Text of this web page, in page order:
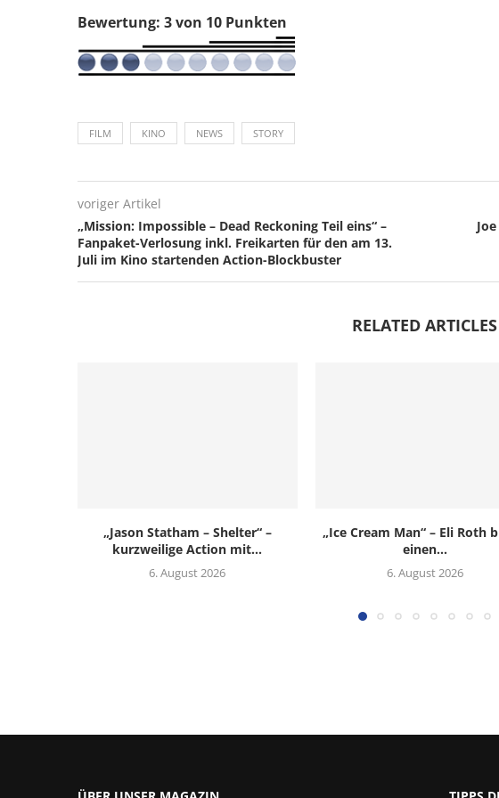
Bewertung: 3 von 10 Punkten
FILM KINO NEWS STORY
voriger Artikel
„Mission: Impossible – Dead Reckoning Teil eins“ –
Fanpaket-Verlosung inkl. Freikarten für den am 13.
Juli im Kino startenden Action-Blockbuster
RELATED ARTICLES
„Jason Statham – Shelter“ –
kurzweilige Action mit...
6. August 2026
„Ice Cream Man“ – Eli Roth
einen...
6. August 2026